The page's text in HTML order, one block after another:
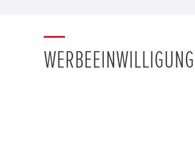
WERBEEINWILLIGUNG